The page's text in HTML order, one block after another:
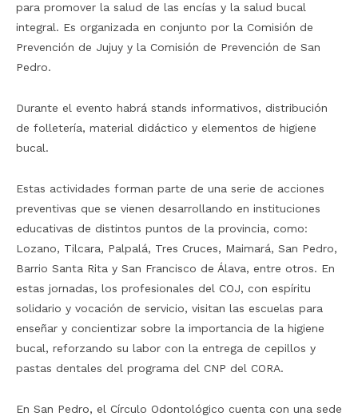
para promover la salud de las encías y la salud bucal
integral. Es organizada en conjunto por la Comisión de
Prevención de Jujuy y la Comisión de Prevención de San
Pedro.
Durante el evento habrá stands informativos, distribución
de folletería, material didáctico y elementos de higiene
bucal.
Estas actividades forman parte de una serie de acciones
preventivas que se vienen desarrollando en instituciones
educativas de distintos puntos de la provincia, como:
Lozano, Tilcara, Palpalá, Tres Cruces, Maimará, San Pedro,
Barrio Santa Rita y San Francisco de Álava, entre otros. En
estas jornadas, los profesionales del COJ, con espíritu
solidario y vocación de servicio, visitan las escuelas para
enseñar y concientizar sobre la importancia de la higiene
bucal, reforzando su labor con la entrega de cepillos y
pastas dentales del programa del CNP del CORA.
En San Pedro, el Círculo Odontológico cuenta con una sede